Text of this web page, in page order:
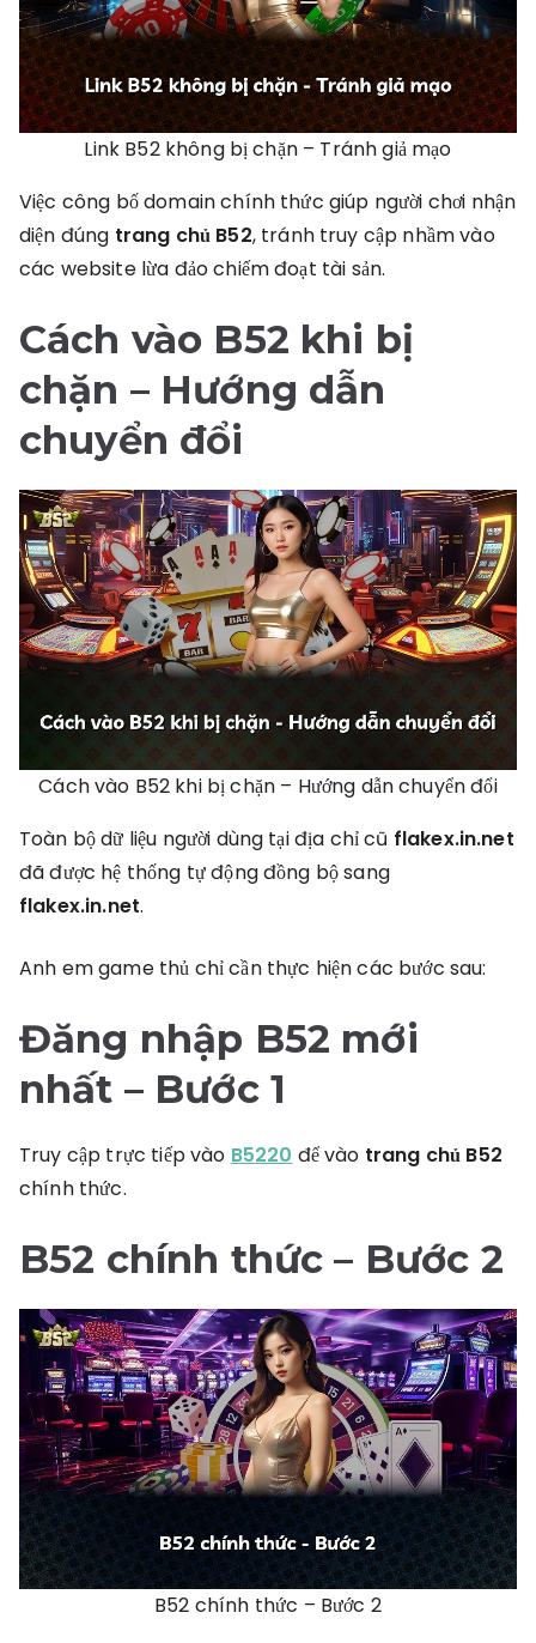
Link B52 không bị chặn – Tránh giả mạo
Việc công bố domain chính thức giúp người chơi nhận
diện đúng trang chủ B52, tránh truy cập nhầm vào
các website lừa đảo chiếm đoạt tài sản.
Cách vào B52 khi bị
chặn – Hướng dẫn
chuyển đổi
Cách vào B52 khi bị chặn – Hướng dẫn chuyển đổi
Toàn bộ dữ liệu người dùng tại địa chỉ cũ flakex.in.net
đã được hệ thống tự động đồng bộ sang
flakex.in.net.
Anh em game thủ chỉ cần thực hiện các bước sau:
Đăng nhập B52 mới
nhất – Bước 1
Truy cập trực tiếp vào B5220 để vào trang chủ B52
chính thức.
B52 chính thức – Bước 2
B52 chính thức – Bước 2